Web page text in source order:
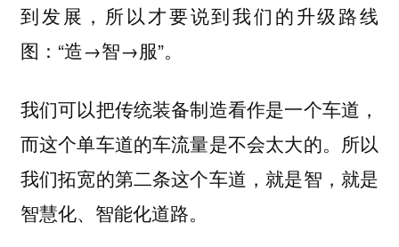
到发展，所以才要说到我们的升级路线
图：“造→智→服”。
我们可以把传统装备制造看作是一个车道，
而这个单车道的车流量是不会太大的。所以
我们拓宽的第二条这个车道，就是智，就是
智慧化、智能化道路。